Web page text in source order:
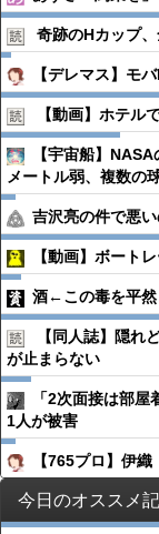
奇跡のHカップ
【デレマス】モ
【動画】ホテル
【宇宙船】
メートル弱、複数の
吉沢亮の件で悪
【動画】ボート
酒←この毒を平然
【同人誌】隠れ
が止まらない
「2次面接は部
1人が被害
【765プロ】伊
今日のオススメ